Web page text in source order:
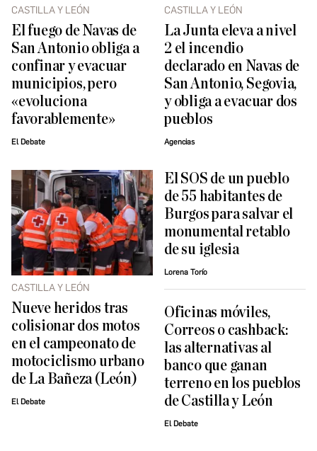
CASTILLA Y LEÓN
El fuego de Navas de
San Antonio obliga a
confinar y evacuar
municipios, pero
«evoluciona
favorablemente»
El Debate
CASTILLA Y LEÓN
La Junta eleva a nivel
2 el incendio
declarado en Navas de
San Antonio, Segovia,
y obliga a evacuar dos
pueblos
Agencias
CASTILLA Y LEÓN
Nueve heridos tras
colisionar dos motos
en el campeonato de
motociclismo urbano
de La Bañeza (León)
El Debate
El SOS de un pueblo
de 55 habitantes de
Burgos para salvar el
monumental retablo
de su iglesia
Lorena Torío
Oficinas móviles,
Correos o cashback:
las alternativas al
banco que ganan
terreno en los pueblos
de Castilla y León
El Debate